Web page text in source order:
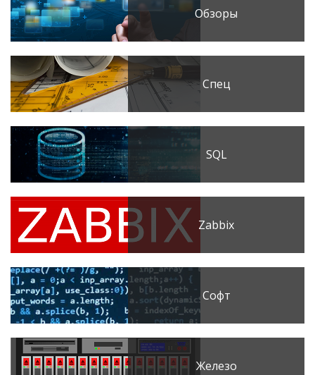
Обзоры
Спец
SQL
Zabbix
Софт
Железо